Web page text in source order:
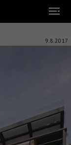
9.8.2017